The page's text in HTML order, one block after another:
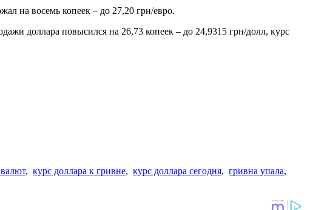
на восемь копеек – до 27,20 грн/евро.
доллара повысился на 26,73 копеек – до 24,9315 грн/долл, курс
, курс доллара к гривне, курс доллара сегодня, гривна упала,